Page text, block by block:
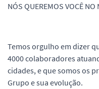
NÓS QUEREMOS VOCÊ
Temos orgulho em dizer
4000 colaboradores
cidades, e que somos os
Grupo e sua evolução.